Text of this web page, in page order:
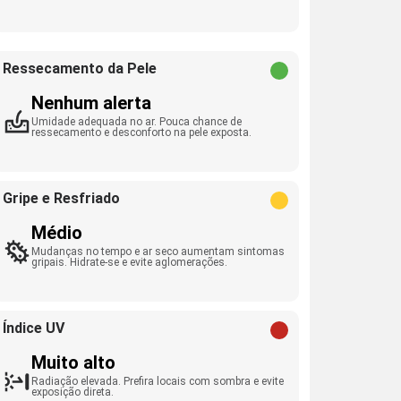
Ressecamento da Pele
Nenhum alerta
Umidade adequada no ar. Pouca chance de
ressecamento e desconforto na pele exposta.
Gripe e Resfriado
Médio
Mudanças no tempo e ar seco aumentam sintomas
gripais. Hidrate-se e evite aglomerações.
Índice UV
Muito alto
Radiação elevada. Prefira locais com sombra e evite
exposição direta.